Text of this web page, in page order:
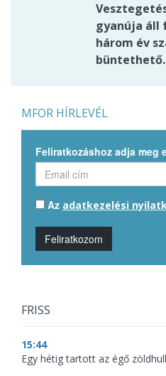
gyanúja áll
három év
büntethető.
MFOR HÍRLEVÉL
Feliratkozáshoz adja meg
Az adatkezelési
Feliratkozom
FRISS
15:44
Egy hétig tartott az égő